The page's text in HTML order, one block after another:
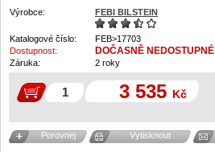
Výrobce: FEBI BILSTEIN
Katalogové číslo:
FEB>17703
Dostupnost:
DOČASNĚ NEDOSTUPNÉ
Záruka: 2 roky
3 535 Kč
Porovnej Vytisknout